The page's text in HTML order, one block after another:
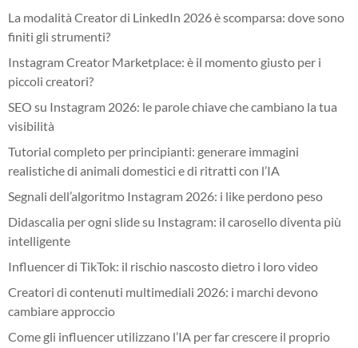
La modalità Creator di LinkedIn 2026 è scomparsa: dove sono
finiti gli strumenti?
Instagram Creator Marketplace: è il momento giusto per i
piccoli creatori?
SEO su Instagram 2026: le parole chiave che cambiano la tua
visibilità
Tutorial completo per principianti: generare immagini
realistiche di animali domestici e di ritratti con l’IA
Segnali dell’algoritmo Instagram 2026: i like perdono peso
Didascalia per ogni slide su Instagram: il carosello diventa più
intelligente
Influencer di TikTok: il rischio nascosto dietro i loro video
Creatori di contenuti multimediali 2026: i marchi devono
cambiare approccio
Come gli influencer utilizzano l’IA per far crescere il proprio